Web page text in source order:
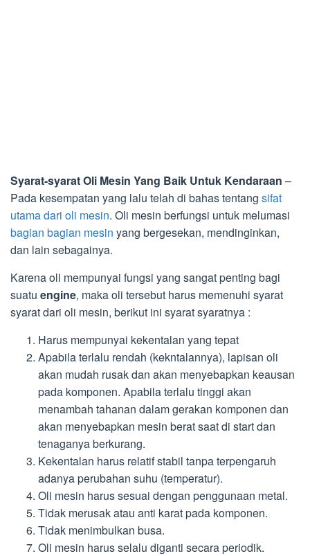
Syarat-syarat Oli Mesin Yang Baik Untuk Kendaraan –
Pada kesempatan yang lalu telah di bahas tentang sifat
utama dari oli mesin. Oli mesin berfungsi untuk melumasi
bagian bagian mesin yang bergesekan, mendinginkan,
dan lain sebagainya.
Karena oli mempunyai fungsi yang sangat penting bagi
suatu engine, maka oli tersebut harus memenuhi syarat
syarat dari oli mesin, berikut ini syarat syaratnya :
Harus mempunyai kekentalan yang tepat
Apabila terlalu rendah (kekntalannya), lapisan oli
akan mudah rusak dan akan menyebapkan keausan
pada komponen. Apabila terlalu tinggi akan
menambah tahanan dalam gerakan komponen dan
akan menyebapkan mesin berat saat di start dan
tenaganya berkurang.
Kekentalan harus relatif stabil tanpa terpengaruh
adanya perubahan suhu (temperatur).
Oli mesin harus sesuai dengan penggunaan metal.
Tidak merusak atau anti karat pada komponen.
Tidak menimbulkan busa.
Oli mesin harus selalu diganti secara periodik.